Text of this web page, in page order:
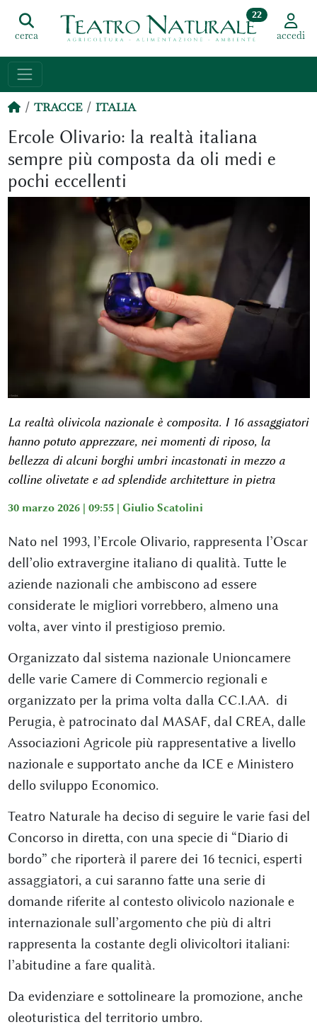
cerca
22
accedi
TRACCE ITALIA
Ercole Olivario: la realtà italiana
sempre più composta da oli medi e
pochi eccellenti
La realtà olivicola nazionale è composita. I 16 assaggiatori
hanno potuto apprezzare, nei momenti di riposo, la
bellezza di alcuni borghi umbri incastonati in mezzo a
colline olivetate e ad splendide architetture in pietra
30 marzo 2026 | 09:55 | Giulio Scatolini
Nato nel 1993, l’Ercole Olivario, rappresenta l’Oscar
dell’olio extravergine italiano di qualità. Tutte le
aziende nazionali che ambiscono ad essere
considerate le migliori vorrebbero, almeno una
volta, aver vinto il prestigioso premio.
Organizzato dal sistema nazionale Unioncamere
delle varie Camere di Commercio regionali e
organizzato per la prima volta dalla CC.I.AA. di
Perugia, è patrocinato dal MASAF, dal CREA, dalle
Associazioni Agricole più rappresentative a livello
nazionale e supportato anche da ICE e Ministero
dello sviluppo Economico.
Teatro Naturale ha deciso di seguire le varie fasi del
Concorso in diretta, con una specie di “Diario di
bordo” che riporterà il parere dei 16 tecnici, esperti
assaggiatori, a cui saranno fatte una serie di
domande riferite al contesto olivicolo nazionale e
internazionale sull’argomento che più di altri
rappresenta la costante degli olivicoltori italiani:
l’abitudine a fare qualità.
Da evidenziare e sottolineare la promozione, anche
oleoturistica del territorio umbro.